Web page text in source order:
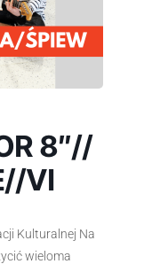
8″//
VI
Kulturalnej Na
wieloma